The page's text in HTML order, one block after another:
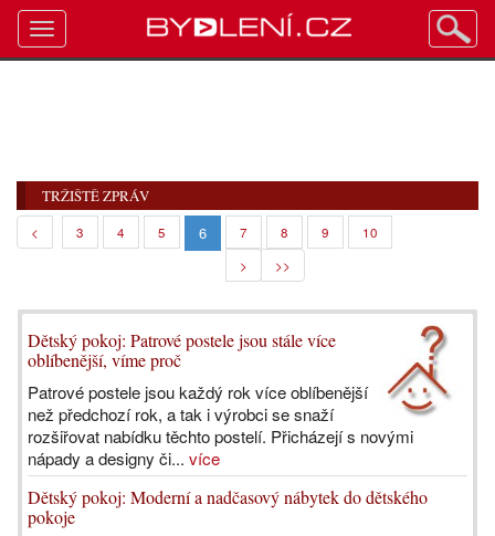
TRŽIŠTĚ ZPRÁV
< 3 4 5 6 7 8 9
10
>
>>
Dětský pokoj: Patrové postele jsou stále více
oblíbenější, víme proč
Patrové postele jsou každý rok více oblíbenější
než předchozí rok, a tak i výrobci se snaží
rozšiřovat nabídku těchto postelí. Přicházejí s novými
nápady a designy či... více
Dětský pokoj: Moderní a nadčasový nábytek do dětského
pokoje
Toggle
navigation